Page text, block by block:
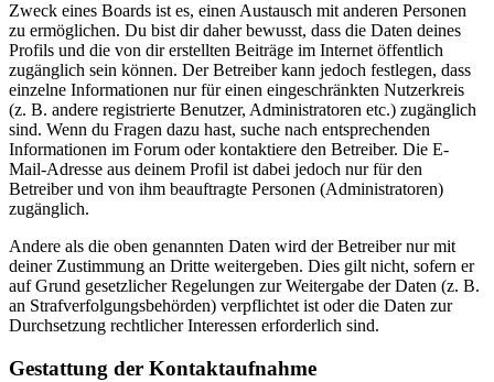
Zweck eines Boards ist es, einen Austausch mit anderen Personen
zu ermöglichen. Du bist dir daher bewusst, dass die Daten deines
Profils und die von dir erstellten Beiträge im Internet öffentlich
zugänglich sein können. Der Betreiber kann jedoch festlegen, dass
einzelne Informationen nur für einen eingeschränkten Nutzerkreis
(z. B. andere registrierte Benutzer, Administratoren etc.) zugänglich
sind. Wenn du Fragen dazu hast, suche nach entsprechenden
Informationen im Forum oder kontaktiere den Betreiber. Die E-
Mail-Adresse aus deinem Profil ist dabei jedoch nur für den
Betreiber und von ihm beauftragte Personen (Administratoren)
zugänglich.
Andere als die oben genannten Daten wird der Betreiber nur mit
deiner Zustimmung an Dritte weitergeben. Dies gilt nicht, sofern er
auf Grund gesetzlicher Regelungen zur Weitergabe der Daten (z. B.
an Strafverfolgungsbehörden) verpflichtet ist oder die Daten zur
Durchsetzung rechtlicher Interessen erforderlich sind.
Gestattung der Kontaktaufnahme